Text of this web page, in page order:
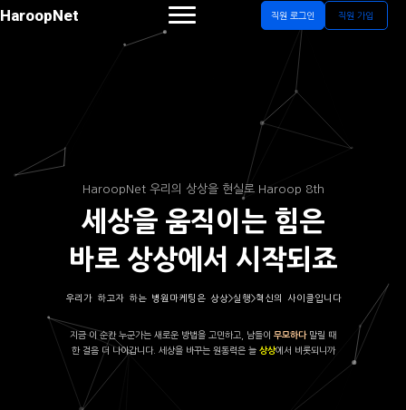
HaroopNet 직원 로그인 직원 가입
HaroopNet 우리의 상상을 현실로 Haroop 8th
세상을 움직이는 힘은
바로 상상에서 시작되죠
우리가 하고자 하는 병원마케팅은 상상>실행>혁신의 사이클입니다
지금 이 순간 누군가는 새로운 방법을 고민하고, 남들이 무모하다말릴 때
한 걸음 더 나아갑니다. 세상을 바꾸는 원동력은 늘 상상에서 비롯되니까